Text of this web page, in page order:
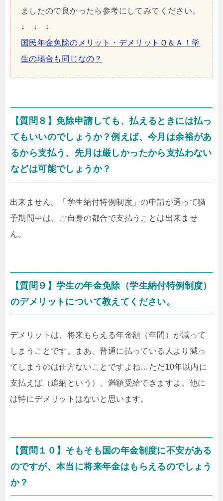
ましたので良かったら参考にしてみてください。
↓ ↓ ↓
国民年金免除のメリット・デメリットＱ＆Ａ！学
生の場合も同じなの？
【質問８】免除申請しても、払えるときには払っ
てもいいのでしょうか？例えば、今月は余裕があ
るから支払う、先月は厳しかったから支払わない
などは可能でしょうか？
出来ません。「学生納付特例制度」の申請が通って猶
予期間中は、ご自身の都合で支払うことは出来ませ
ん。
【質問９】学生の年金免除（学生納付特例制度）
のデメリットについて教えてください。
デメリットは、将来もらえる年金額（年間）が減って
しまうことです。まあ、普通に払っている人より減っ
てしまうのは仕方ないことですよね…ただ10年以内に
支払えば（追納という）、満額受給できますよ。他に
は特にデメリットはないと思います。
【質問１０】そもそも国の年金制度に不安がある
のですが、本当に将来年金はもらえるのでしょう
か？